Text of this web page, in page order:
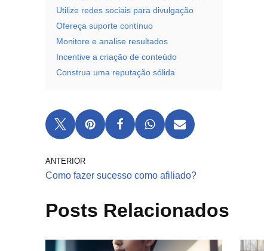
Utilize redes sociais para divulgação
Ofereça suporte contínuo
Monitore e analise resultados
Incentive a criação de conteúdo
Construa uma reputação sólida
ANTERIOR
Como fazer sucesso como afiliado?
Posts Relacionados